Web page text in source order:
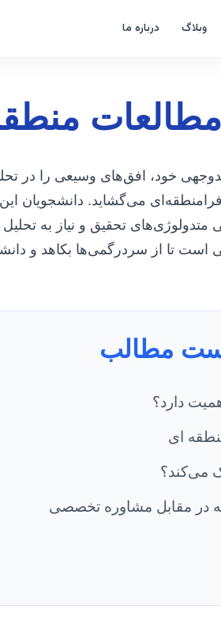
وبلاگ درباره ما
مطالعات
خود، افق‌های وسیعی را در
می‌گشاید. دانشجویان
متدولوژی‌های تحقیق و نیاز به
است تا از سردرگمی‌ها بکاهد و
مطالب
دارد؟
ای
می‌کند؟
در مقابل مشاوره تخصصی